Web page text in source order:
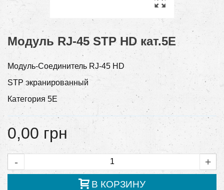
Модуль RJ-45 STP HD кат.5E
Модуль-Соединитель RJ-45 HD
STP экранированный
Категория 5E
0,00 грн
- +
В КОРЗИНУ